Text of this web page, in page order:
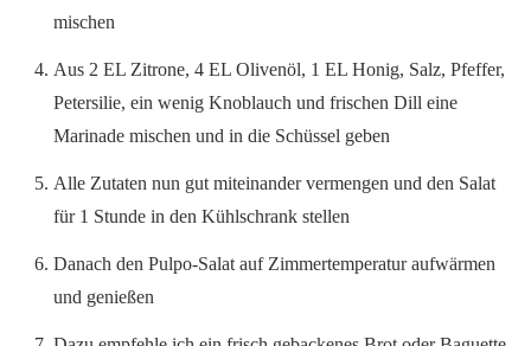
mischen
Aus 2 EL Zitrone, 4 EL Olivenöl, 1 EL Honig, Salz, Pfeffer,
Petersilie, ein wenig Knoblauch und frischen Dill eine
Marinade mischen und in die Schüssel geben
Alle Zutaten nun gut miteinander vermengen und den Salat
für 1 Stunde in den Kühlschrank stellen
Danach den Pulpo-Salat auf Zimmertemperatur aufwärmen
und genießen